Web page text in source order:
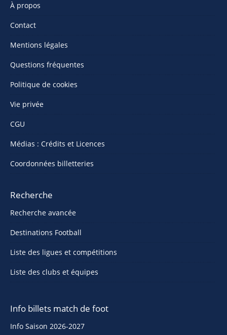
À propos
Contact
Mentions légales
Questions fréquentes
Politique de cookies
Vie privée
CGU
Médias : Crédits et Licences
Coordonnées billetteries
Recherche
Recherche avancée
Destinations Football
Liste des ligues et compétitions
Liste des clubs et équipes
Info billets match de foot
Info Saison 2026-2027